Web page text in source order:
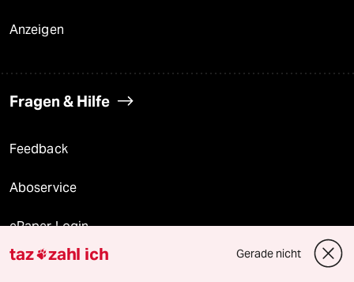
Anzeigen
Fragen & Hilfe
Feedback
Aboservice
ePaper Login
Downloads für Abonnierende
taz zahl ich Gerade nicht